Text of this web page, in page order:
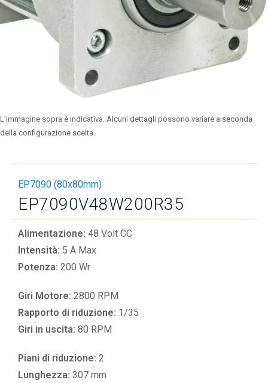
L’immagine sopra è indicativa. Alcuni dettagli possono variare a seconda
della configurazione scelta.
EP7090 (80x80mm)
EP7090V48W200R35
Alimentazione: 48 Volt CC
Intensità: 5 A Max
Potenza: 200 Wr
Giri Motore: 2800 RPM
Rapporto di riduzione: 1/35
Giri in uscita: 80 RPM
Piani di riduzione: 2
Lunghezza: 307 mm